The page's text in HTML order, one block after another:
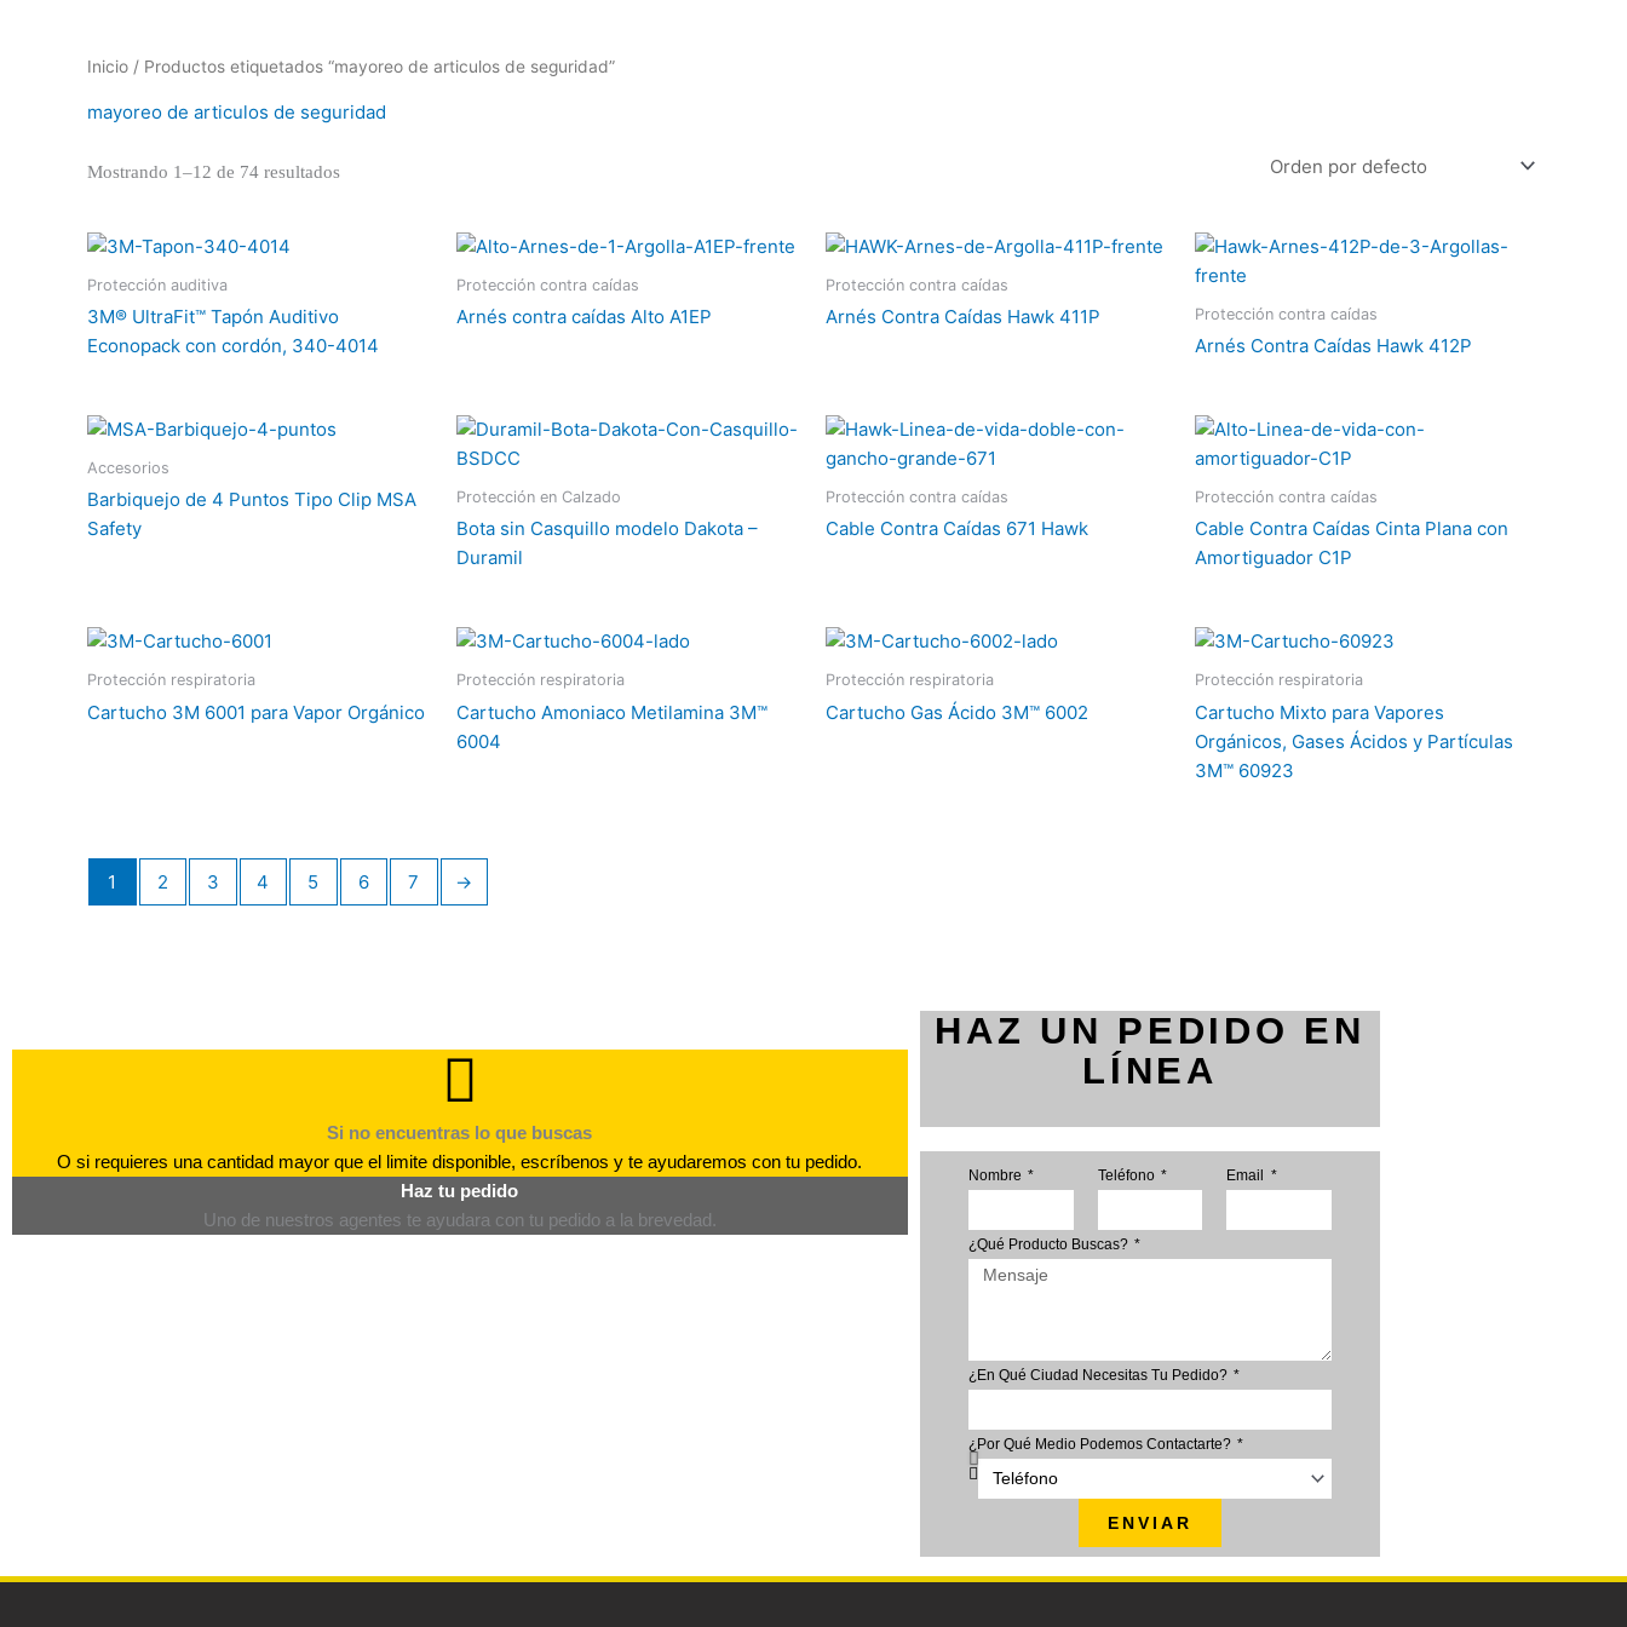
Inicio / Productos etiquetados “mayoreo de articulos de seguridad”
mayoreo de articulos de seguridad
Mostrando 1–12 de 74 resultados
Protección auditiva
3M® UltraFit™ Tapón Auditivo
Econopack con cordón, 340-4014
Protección contra caídas
Arnés contra caídas Alto A1EP
Protección contra caídas
Arnés Contra Caídas Hawk 411P Protección contra caídas
Arnés Contra Caídas Hawk 412P
Accesorios
Barbiquejo de 4 Puntos Tipo Clip MSA
Safety
Protección en Calzado
Bota sin Casquillo modelo Dakota –
Duramil
Protección contra caídas
Cable Contra Caídas 671 Hawk
Protección contra caídas
Cable Contra Caídas Cinta Plana con
Amortiguador C1P
Protección respiratoria
Cartucho 3M 6001 para Vapor Orgánico
Protección respiratoria
Cartucho Amoniaco Metilamina 3M™
6004
Protección respiratoria
Cartucho Gas Ácido 3M™ 6002
Protección respiratoria
Cartucho Mixto para Vapores
Orgánicos, Gases Ácidos y Partículas
3M™ 60923
1 2 3 4 5 6 7 →
Si no encuentras lo que buscas
O si requieres una cantidad mayor que el limite disponible, escríbenos y te ayudaremos con tu pedido.
Haz tu pedido
Uno de nuestros agentes te ayudara con tu pedido a la brevedad.
HAZ UN PEDIDO EN
LÍNEA
Nombre Teléfono Email
¿Qué Producto Buscas?
¿En Qué Ciudad Necesitas Tu Pedido?
¿Por Qué Medio Podemos Contactarte?
ENVIAR